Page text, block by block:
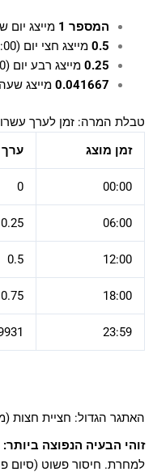
המספר 1
מייצג יום שלם
0.5מייצג חצי יום (12:00 בצהריים)
0.25מייצג רבע יום (06:00 בבוקר)
0.041667מייצג שעה
טבלת המרה: זמן לערך
זמן מוצג
ערך
00:00
0
06:00
0.25
12:00
0.5
18:00
0.75
23:59
האתגר הגדול: חציית חצות
זוהי הבעיה הנפוצה ביותר:
למחרת. חיסור פשוט (סיום